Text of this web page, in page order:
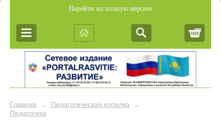
Перейти на полную версию
Главная → Педагогическая копилка →
Педагогика